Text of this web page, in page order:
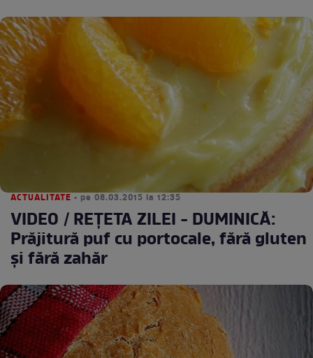
ACTUALITATE • pe 08.03.2015 la 12:35
VIDEO / REŢETA ZILEI - DUMINICĂ:
Prăjitură puf cu portocale, fără gluten
şi fără zahăr